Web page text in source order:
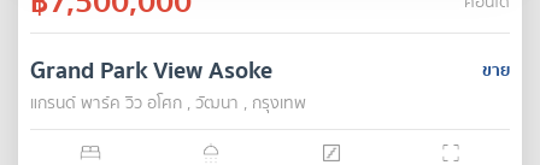
ขาย
Grand Park View Asoke
แกรนด์ พาร์ค วิว อโศก , วัฒนา , กรุงเทพ